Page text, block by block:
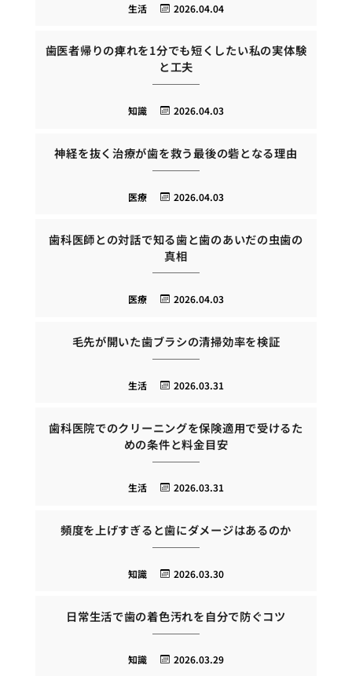
2026.04.04
生活
歯医者帰りの痺れを1分でも短くしたい私の実体験
と工夫
2026.04.03
知識
神経を抜く治療が歯を救う最後の砦となる理由
2026.04.03
医療
歯科医師との対話で知る歯と歯のあいだの虫歯の
真相
2026.04.03
医療
毛先が開いた歯ブラシの清掃効率を検証
2026.03.31
生活
歯科医院でのクリーニングを保険適用で受けるた
めの条件と料金目安
2026.03.31
生活
頻度を上げすぎると歯にダメージはあるのか
2026.03.30
知識
日常生活で歯の着色汚れを自分で防ぐコツ
2026.03.29
知識